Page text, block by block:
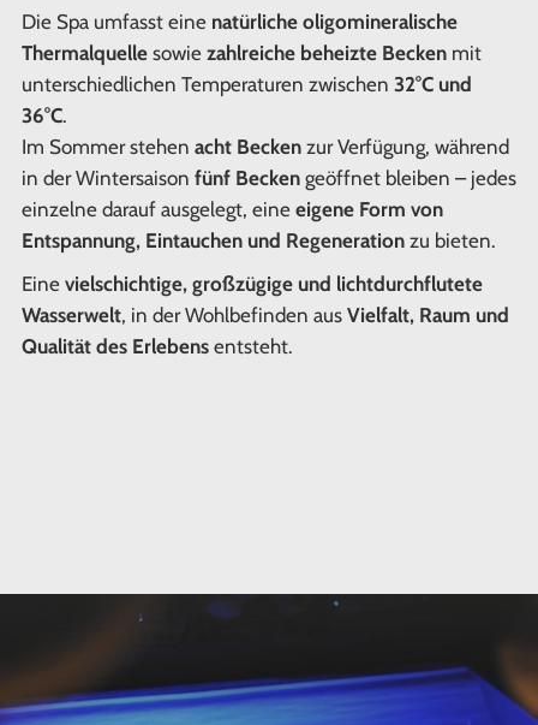
Die Spa umfasst eine natürliche oligomineralische
Thermalquellesowie zahlreiche beheizte Beckenmit
unterschiedlichen Temperaturen zwischen 32°C und
36°C.
Im Sommer stehen acht Beckenzur Verfügung, während
in der Wintersaison fünf Beckengeöffnet bleiben – jedes
einzelne darauf ausgelegt, eine eigene Form von
Entspannung, Eintauchen und Regenerationzu bieten.
Eine vielschichtige, großzügige und lichtdurchflutete
Wasserwelt, in der Wohlbefinden aus Vielfalt, Raum und
Qualität des Erlebensentsteht.